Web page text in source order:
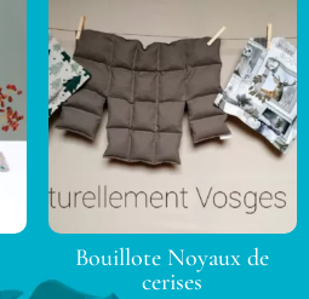
Bouillote Noyaux de
cerises